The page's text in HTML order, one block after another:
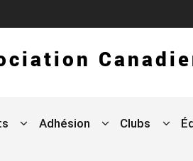
Adhésion Clubs